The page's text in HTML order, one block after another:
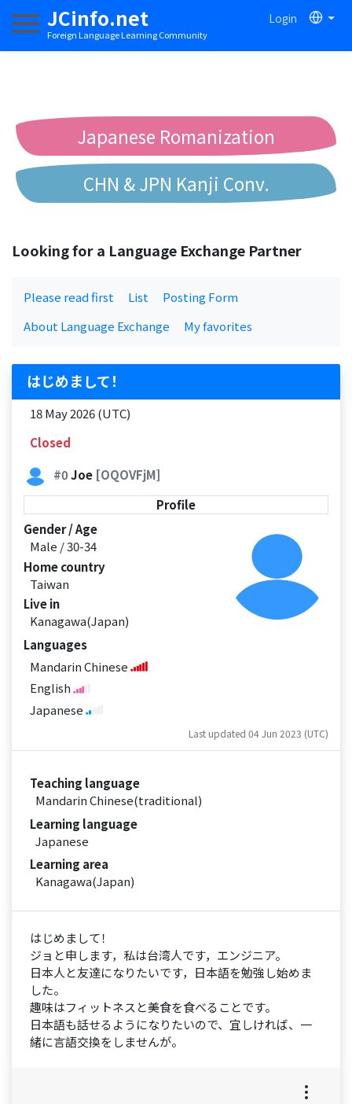
JCinfo.net
Foreign Language Learning Community
Login
Toggle navigation
Japanese Romanization
CHN & JPN Kanji Conv.
Looking for a Language Exchange Partner
Please read first List
Posting Form
About Language Exchange
My favorites
はじめまして！
18 May 2026 (UTC)
Closed
#0Joe [OQOVFjM]
Profile
Gender / Age
Male / 30-34
Home country
Taiwan
Live in
Kanagawa(Japan)
Languages
Mandarin Chinese
English
Japanese
Last updated 04 Jun 2023 (UTC)
Teaching language
Mandarin Chinese(traditional)
Learning language
Japanese
Learning area
Kanagawa(Japan)
はじめまして！
ジョと申します，私は台湾人です，エンジニア。
日本人と友達になりたいです，日本語を勉強し始めま
した。
趣味はフィットネスと美食を食べることです。
日本語も話せるようになりたいので、宜しければ、一
緒に言語交換をしませんが。